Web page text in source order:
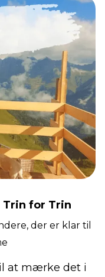
Trin for Trin
der er klar til
at mærke det i